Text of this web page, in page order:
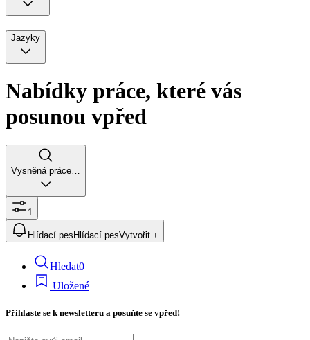
Jazyky
Nabídky práce, které vás
posunou vpřed
Vysněná práce…
1
Hlídací pesHlídací pesVytvořit +
Hledat0
Uložené
Přihlaste se k newsletteru a posuňte se vpřed!